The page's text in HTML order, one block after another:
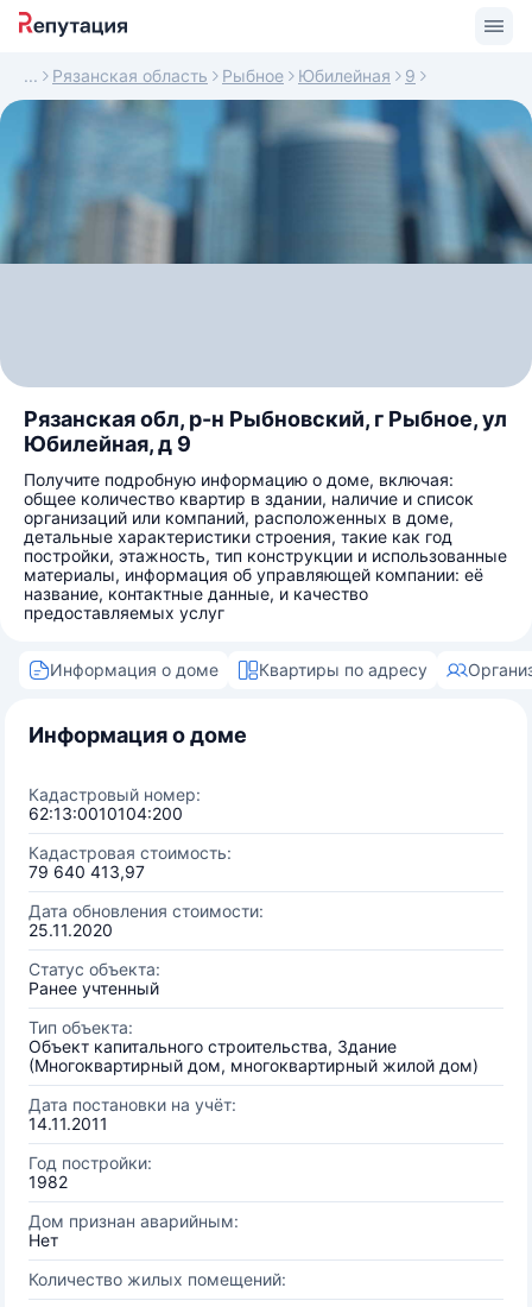
Рязанская область Рыбное Юбилейная 9
Рязанская обл, р-н Рыбновский, г Рыбное, ул
Юбилейная, д 9
Получите подробную информацию о доме, включая:
общее количество квартир в здании, наличие и список
организаций или компаний, расположенных в доме,
детальные характеристики строения, такие как год
постройки, этажность, тип конструкции и использованные
материалы, информация об управляющей компании: её
название, контактные данные, и качество
предоставляемых услуг
Информация о доме Квартиры по адресу
Информация о доме
Кадастровый номер:
62:13:0010104:200
Кадастровая стоимость:
79 640 413,97
Дата обновления стоимости:
25.11.2020
Статус объекта:
Ранее учтенный
Тип объекта:
Объект капитального строительства, Здание
(Многоквартирный дом, многоквартирный жилой дом)
Дата постановки на учёт:
14.11.2011
Год постройки:
1982
Дом признан аварийным:
Нет
Количество жилых помещений: